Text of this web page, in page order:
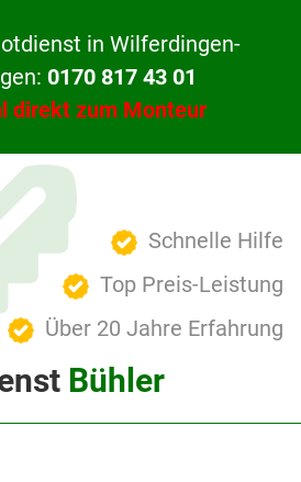
in Wilferdingen-
0170 817 43 01
direkt zum Monteur
Schnelle Hilfe
Top Preis-Leistung
Über 20 Jahre Erfahrung
Bühler